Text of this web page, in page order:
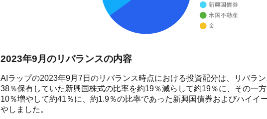
2023年9月のリバランスの内容
AIラップの2023年9月7日のリバランス時点における投資配分は、リバラ
38％保有していた新興国株式の比率を約19％減らして約19％に、その一
10％増やして約41％に、約1.9％の比率であった新興国債券およびハイイ
やしました。